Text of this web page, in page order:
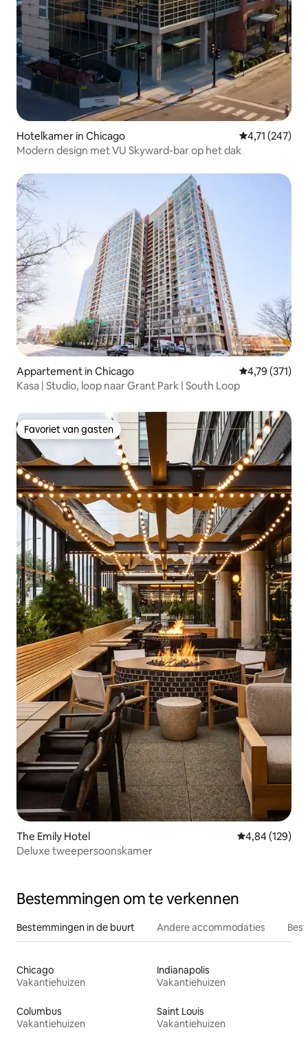
Hotelkamer in Chicago Gemiddelde
4,71 (247)
Modern design met VU Skyward-bar op het dak
Appartement in Chicago Gemiddelde
4,79 (371)
Kasa | Studio, loop naar Grant Park | South Loop
Favoriet van gasten
Favoriet van gasten
The Emily Hotel Gemiddelde
4,84 (129)
Deluxe tweepersoonskamer
Bestemmingen om te verkennen
Bestemmingen in de buurt Andere accommodaties
Chicago
Vakantiehuizen
Indianapolis
Vakantiehuizen
Columbus
Vakantiehuizen
Saint Louis
Vakantiehuizen